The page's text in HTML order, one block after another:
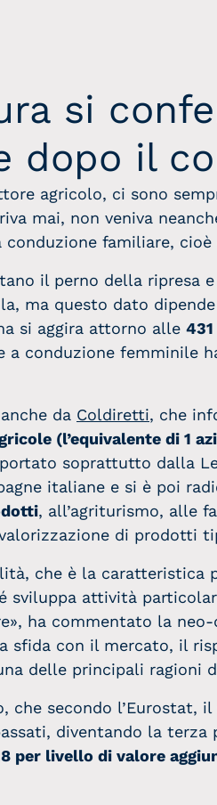
si
dopo il
agricolo, ci sono
mai, non veniva
familiare, cioè
il perno della
ma questo dato
si aggira attorno alle
a conduzione femminile
da Coldiretti, che
(l’equivalente di 1
soprattutto dalla
italiane e si è poi
, all’agriturismo, alle
di prodotti
che è la caratteristica
sviluppa attività
ha commentato la
sfida con il mercato, il
delle principali ragioni
che secondo
diventando la terza
per livello di valore